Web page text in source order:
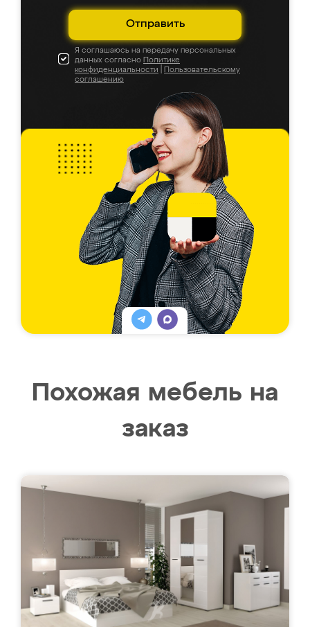
Отправить
Я соглашаюсь на передачу персональных
данных согласно Политике
конфиденциальности
Пользовательскому
соглашению
Похожая мебель на
заказ